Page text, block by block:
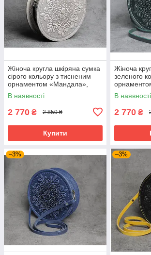
Жіноча кругла шкіряна сумка
сірого кольору з тисненим
орнаментом «Мандала»,
діаметр 22 см
В наявності
2 770 ₴ 2 850 ₴
Купити
Жіноча
зеленого
діаметр 22
В наявності
2 770 ₴
–3% –3%